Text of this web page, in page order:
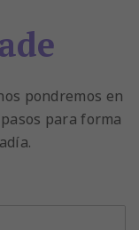
pondremos en
para forma